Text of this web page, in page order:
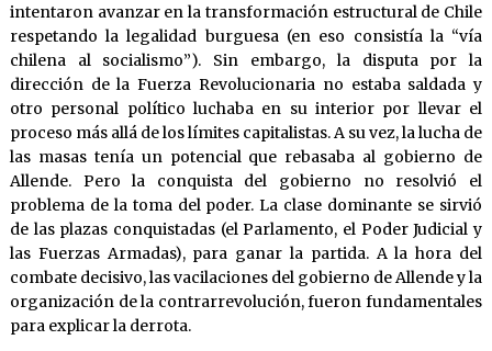
intentaron avanzar en la transformación estructural de Chile
respetando la legalidad burguesa (en eso consistía la “vía
chilena al socialismo”). Sin embargo, la disputa por la
dirección de la Fuerza Revolucionaria no estaba saldada y
otro personal político luchaba en su interior por llevar el
proceso más allá de los límites capitalistas. A su vez, la lucha de
las masas tenía un potencial que rebasaba al gobierno de
Allende. Pero la conquista del gobierno no resolvió el
problema de la toma del poder. La clase dominante se sirvió
de las plazas conquistadas (el Parlamento, el Poder Judicial y
las Fuerzas Armadas), para ganar la partida. A la hora del
combate decisivo, las vacilaciones del gobierno de Allende y la
organización de la contrarrevolución, fueron fundamentales
para explicar la derrota.